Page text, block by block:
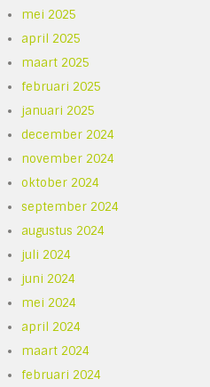
mei 2025
april 2025
maart 2025
februari 2025
januari 2025
december 2024
november 2024
oktober 2024
september 2024
augustus 2024
juli 2024
juni 2024
mei 2024
april 2024
maart 2024
februari 2024